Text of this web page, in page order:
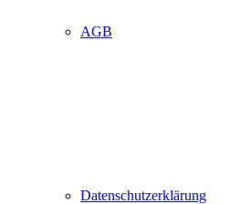
AGB
Datenschutzerklärung